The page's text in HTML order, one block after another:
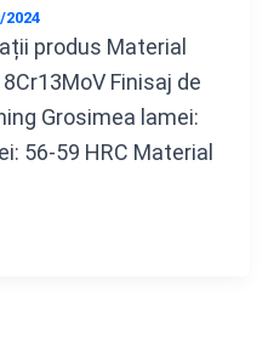
2024
produs Material
8Cr13MoV Finisaj de
Grosimea lamei:
56-59 HRC Material